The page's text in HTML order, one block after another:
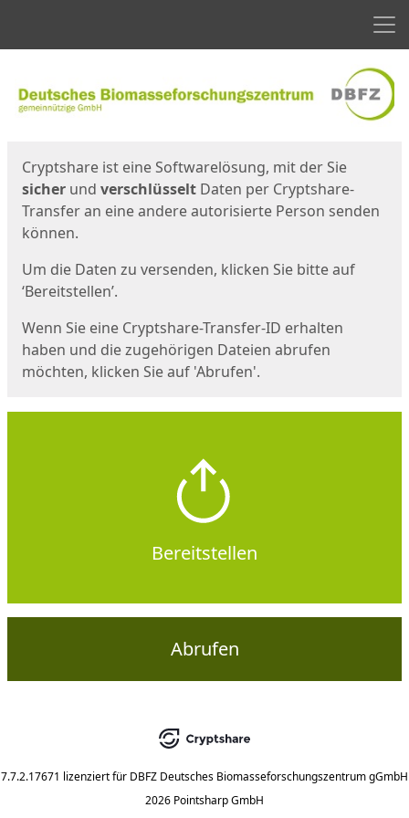
Cryptshare ist eine Softwarelösung, mit der Sie
sicher und verschlüsselt Daten per Cryptshare-
Transfer an eine andere autorisierte Person senden
können.
Um die Daten zu versenden, klicken Sie bitte auf
‘Bereitstellen’.
Wenn Sie eine Cryptshare-Transfer-ID erhalten
haben und die zugehörigen Dateien abrufen
möchten, klicken Sie auf 'Abrufen'.
Bereitstellen
Abrufen
7.7.2.17671 lizenziert für DBFZ Deutsches Biomasseforschungszentrum gGmbH
2026 Pointsharp GmbH